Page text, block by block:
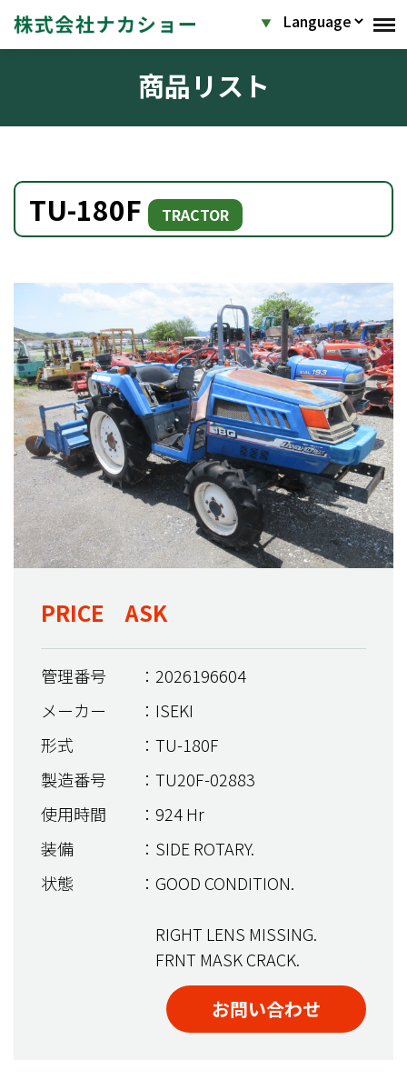
商品リスト
TU-180F TRACTOR
PRICE ASK
管理番号
：2026196604
メーカー
：ISEKI
形式
：TU-180F
製造番号
：TU20F-02883
使用時間
：924 Hr
装備
：SIDE ROTARY.
状態
：GOOD CONDITION.
RIGHT LENS MISSING.
FRNT MASK CRACK.
お問い合わせ